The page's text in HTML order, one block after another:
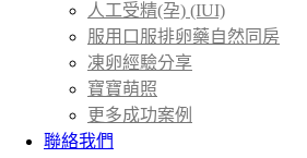
人工受精(孕) (IUI)
服用口服排卵藥自然同房
凍卵經驗分享
寶寶萌照
更多成功案例
聯絡我們